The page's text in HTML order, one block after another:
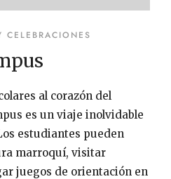
CELEBRACIONES
al corazón del
es un viaje inolvidable
estudiantes pueden
marroquí, visitar
juegos de orientación en